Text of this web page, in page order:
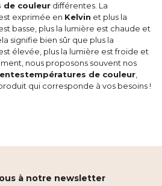
de couleur différentes. La
exprimée en Kelvin et plus la
basse, plus la lumière est chaude et
signifie bien sûr que plus la
élevée, plus la lumière est froide et
nous proposons souvent nos
températures de couleur
qui corresponde à vos besoins !
à notre newsletter